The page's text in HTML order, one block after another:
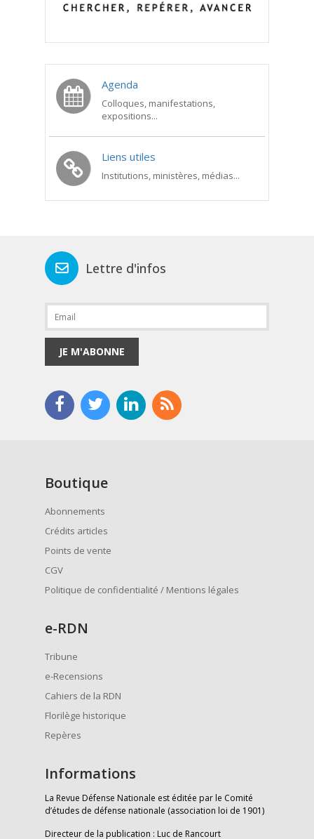
Agenda
Colloques, manifestations,
expositions...
Liens utiles
Institutions, ministères, médias...
Lettre d'infos
JE M'ABONNE
Boutique
Abonnements
Crédits articles
Points de vente
CGV
Politique de confidentialité / Mentions légales
e-RDN
Tribune
e-Recensions
Cahiers de la RDN
Florilège historique
Repères
Informations
La Revue Défense Nationale est éditée par le Comité
d’études de défense nationale (association loi de 1901)
Directeur de la publication : Luc de Rancourt